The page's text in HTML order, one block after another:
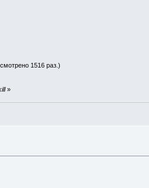
1516 раз.)
»